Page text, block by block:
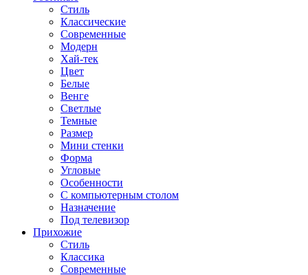
Стиль
Классические
Современные
Модерн
Хай-тек
Цвет
Белые
Венге
Светлые
Темные
Размер
Мини стенки
Форма
Угловые
Особенности
С компьютерным столом
Назначение
Под телевизор
Прихожие
Стиль
Классика
Современные